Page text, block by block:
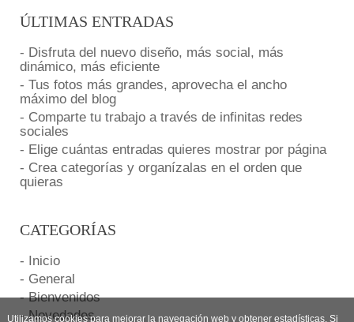
ÚLTIMAS ENTRADAS
- Disfruta del nuevo diseño, más social, más
dinámico, más eficiente
- Tus fotos más grandes, aprovecha el ancho
máximo del blog
- Comparte tu trabajo a través de infinitas redes
sociales
- Elige cuántas entradas quieres mostrar por página
- Crea categorías y organízalas en el orden que
quieras
CATEGORÍAS
- Inicio
- General
- Bienvenidos
- Novedades
Utilizamos cookies para mejorar la navegación web y obtener estadísticas. Si